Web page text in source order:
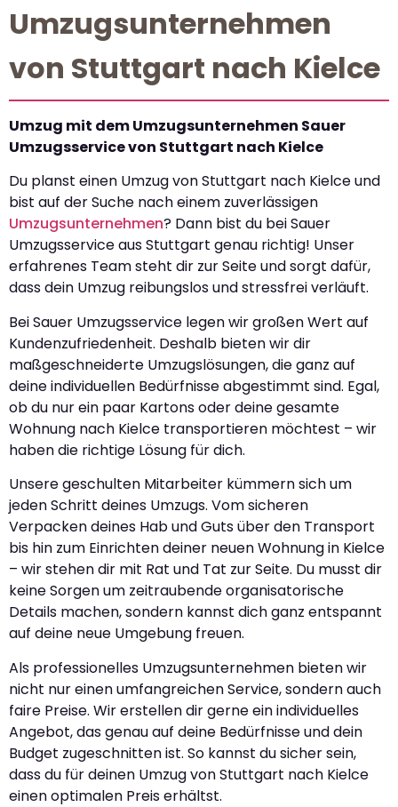
Umzugsunternehmen
von Stuttgart nach Kielce
Umzug mit dem Umzugsunternehmen Sauer
Umzugsservice von Stuttgart nach Kielce
Du planst einen Umzug von Stuttgart nach Kielce und
bist auf der Suche nach einem zuverlässigen
Umzugsunternehmen? Dann bist du bei Sauer
Umzugsservice aus Stuttgart genau richtig! Unser
erfahrenes Team steht dir zur Seite und sorgt dafür,
dass dein Umzug reibungslos und stressfrei verläuft.
Bei Sauer Umzugsservice legen wir großen Wert auf
Kundenzufriedenheit. Deshalb bieten wir dir
maßgeschneiderte Umzugslösungen, die ganz auf
deine individuellen Bedürfnisse abgestimmt sind. Egal,
ob du nur ein paar Kartons oder deine gesamte
Wohnung nach Kielce transportieren möchtest – wir
haben die richtige Lösung für dich.
Unsere geschulten Mitarbeiter kümmern sich um
jeden Schritt deines Umzugs. Vom sicheren
Verpacken deines Hab und Guts über den Transport
bis hin zum Einrichten deiner neuen Wohnung in Kielce
– wir stehen dir mit Rat und Tat zur Seite. Du musst dir
keine Sorgen um zeitraubende organisatorische
Details machen, sondern kannst dich ganz entspannt
auf deine neue Umgebung freuen.
Als professionelles Umzugsunternehmen bieten wir
nicht nur einen umfangreichen Service, sondern auch
faire Preise. Wir erstellen dir gerne ein individuelles
Angebot, das genau auf deine Bedürfnisse und dein
Budget zugeschnitten ist. So kannst du sicher sein,
dass du für deinen Umzug von Stuttgart nach Kielce
einen optimalen Preis erhältst.